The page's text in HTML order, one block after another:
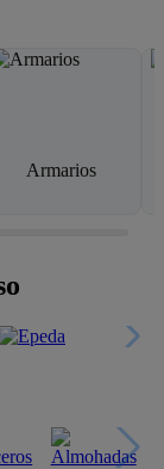
Armarios